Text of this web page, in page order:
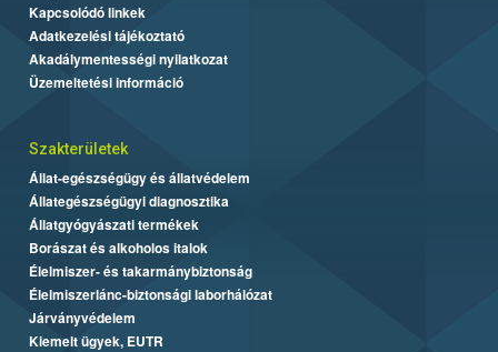
Kapcsolódó linkek
Adatkezelési tájékoztató
Akadálymentességi nyilatkozat
Üzemeltetési információ
Szakterületek
Állat-egészségügy és állatvédelem
Állategészségügyi diagnosztika
Állatgyógyászati termékek
Borászat és alkoholos italok
Élelmiszer- és takarmánybiztonság
Élelmiszerlánc-biztonsági laborhálózat
Járványvédelem
Kiemelt ügyek, EUTR